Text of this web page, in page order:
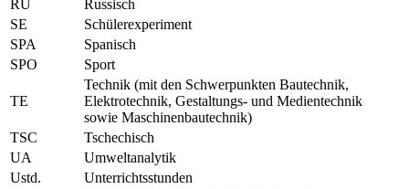
RU
Russisch
SE
Schülerexperiment
SPA
Spanisch
SPO
Sport
TE
Technik (mit den Schwerpunkten Bautechnik,
Elektrotechnik, Gestaltungs- und Medientechnik
sowie Maschinenbautechnik)
TSC
Tschechisch
UA
Umweltanalytik
Ustd.
Unterrichtsstunden